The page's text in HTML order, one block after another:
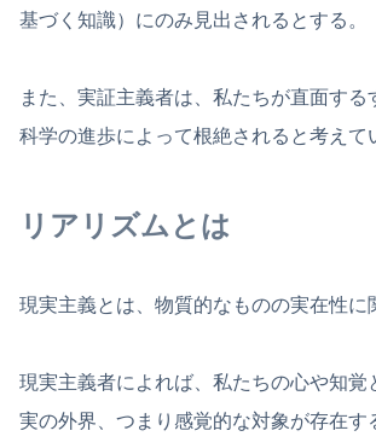
基づく知識）にのみ見出されるとする。
また、実証主義者は、私たちが直面する
科学の進歩によって根絶されると考えて
リアリズムとは
現実主義とは、物質的なものの実在性に
現実主義者によれば、私たちの心や知覚
実の外界、つまり感覚的な対象が存在す